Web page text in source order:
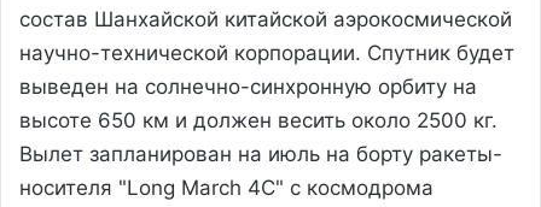
состав Шанхайской китайской аэрокосмической
научно-технической корпорации. Спутник будет
выведен на солнечно-синхронную орбиту на
высоте 650 км и должен весить около 2500 кг.
Вылет запланирован на июль на борту ракеты-
носителя "Long March 4C" с космодрома